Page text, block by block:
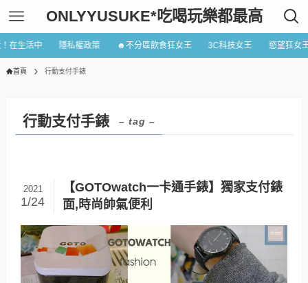
ONLYYUSUKE*吃喝玩樂都最高
在生活中 隱私權政策 ☻不分區飲食狂女王 3C科技女王 慾望狂女
首頁 行動支付手錶
行動支付手錶 – tag –
【GOTOwatch一卡通手錶】獨家支付錶
面,時尚帥氣便利
2021
1/24